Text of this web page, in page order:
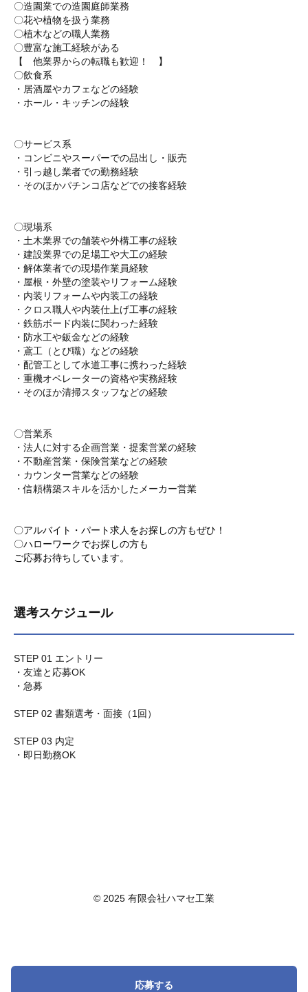
応募する
〇造園業での造園庭師業務
〇花や植物を扱う業務
〇植木などの職人業務
〇豊富な施工経験がある
【 他業界からの転職も歓迎！ 】
〇飲食系
・居酒屋やカフェなどの経験
・ホール・キッチンの経験
〇サービス系
・コンビニやスーパーでの品出し・販売
・引っ越し業者での勤務経験
・そのほかパチンコ店などでの接客経験
〇現場系
・土木業界での舗装や外構工事の経験
・建設業界での足場工や大工の経験
・解体業者での現場作業員経験
・屋根・外壁の塗装やリフォーム経験
・内装リフォームや内装工の経験
・クロス職人や内装仕上げ工事の経験
・鉄筋ボード内装に関わった経験
・防水工や鈑金などの経験
・鳶工（とび職）などの経験
・配管工として水道工事に携わった経験
・重機オペレーターの資格や実務経験
・そのほか清掃スタッフなどの経験
〇営業系
・法人に対する企画営業・提案営業の経験
・不動産営業・保険営業などの経験
・カウンター営業などの経験
・信頼構築スキルを活かしたメーカー営業
〇アルバイト・パート求人をお探しの方もぜひ！
〇ハローワークでお探しの方も
ご応募お待ちしています。
選考スケジュール
STEP 01 エントリー
・友達と応募OK
・急募
STEP 02 書類選考・面接（1回）
STEP 03 内定
・即日勤務OK
© 2025 有限会社ハマセ工業